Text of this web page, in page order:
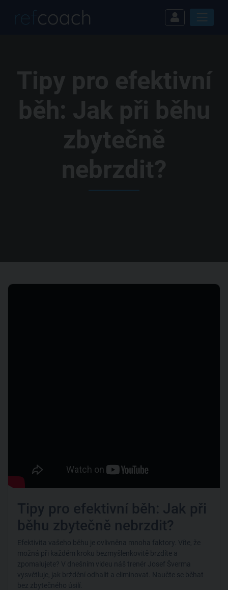
Tipy pro efektivní
běh: Jak při běhu
zbytečně
nebrzdit?
Tipy pro efektivní běh: Jak při
běhu zbytečně nebrzdit?
Efektivita vašeho běhu je ovlivněna mnoha faktory. Víte, že
možná při každém kroku bezmyšlenkovitě brzdíte a
zpomalujete? V dnešním videu náš trenér Josef Šverma
vysvětluje, jak brždění odhalit a eliminovat. Naučte se běhat
bez zbytečného úsilí.